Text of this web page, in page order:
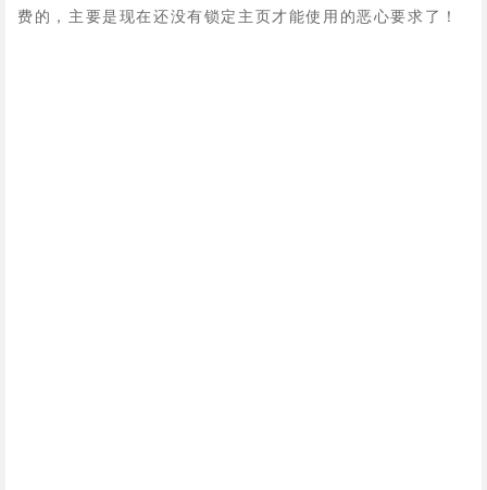
费的，主要是现在还没有锁定主页才能使用的恶心要求了！